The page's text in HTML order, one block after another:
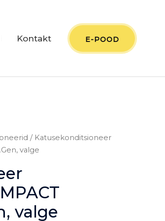
Kontakt E-POOD
/ Katusekonditsioneer
valge
valge